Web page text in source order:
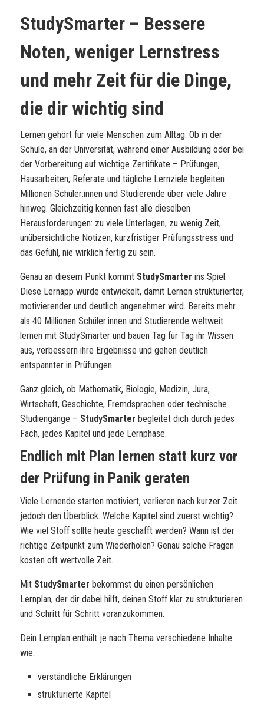
StudySmarter – Bessere
Noten, weniger Lernstress
und mehr Zeit für die Dinge,
die dir wichtig sind
Lernen gehört für viele Menschen zum Alltag. Ob in der
Schule, an der Universität, während einer Ausbildung oder bei
der Vorbereitung auf wichtige Zertifikate – Prüfungen,
Hausarbeiten, Referate und tägliche Lernziele begleiten
Millionen Schüler:innen und Studierende über viele Jahre
hinweg. Gleichzeitig kennen fast alle dieselben
Herausforderungen: zu viele Unterlagen, zu wenig Zeit,
unübersichtliche Notizen, kurzfristiger Prüfungsstress und
das Gefühl, nie wirklich fertig zu sein.
Genau an diesem Punkt kommt StudySmarter ins Spiel.
Diese Lernapp wurde entwickelt, damit Lernen strukturierter,
motivierender und deutlich angenehmer wird. Bereits mehr
als 40 Millionen Schüler:innen und Studierende weltweit
lernen mit StudySmarter und bauen Tag für Tag ihr Wissen
aus, verbessern ihre Ergebnisse und gehen deutlich
entspannter in Prüfungen.
Ganz gleich, ob Mathematik, Biologie, Medizin, Jura,
Wirtschaft, Geschichte, Fremdsprachen oder technische
Studiengänge – StudySmarter begleitet dich durch jedes
Fach, jedes Kapitel und jede Lernphase.
Endlich mit Plan lernen statt kurz vor
der Prüfung in Panik geraten
Viele Lernende starten motiviert, verlieren nach kurzer Zeit
jedoch den Überblick. Welche Kapitel sind zuerst wichtig?
Wie viel Stoff sollte heute geschafft werden? Wann ist der
richtige Zeitpunkt zum Wiederholen? Genau solche Fragen
kosten oft wertvolle Zeit.
Mit StudySmarter bekommst du einen persönlichen
Lernplan, der dir dabei hilft, deinen Stoff klar zu strukturieren
und Schritt für Schritt voranzukommen.
Dein Lernplan enthält je nach Thema verschiedene Inhalte
wie:
verständliche Erklärungen
strukturierte Kapitel